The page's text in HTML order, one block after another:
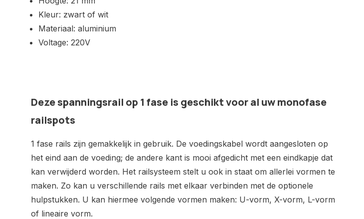
Kleur: zwart of wit
Materiaal: aluminium
Voltage: 220V
Deze spanningsrail op 1 fase is geschikt voor al uw monofase
railspots
1 fase rails zijn gemakkelijk in gebruik. De voedingskabel wordt aangesloten op
het eind aan de voeding; de andere kant is mooi afgedicht met een eindkapje dat
kan verwijderd worden. Het railsysteem stelt u ook in staat om allerlei vormen te
maken. Zo kan u verschillende rails met elkaar verbinden met de optionele
hulpstukken. U kan hiermee volgende vormen maken: U-vorm, X-vorm, L-vorm
of lineaire vorm.